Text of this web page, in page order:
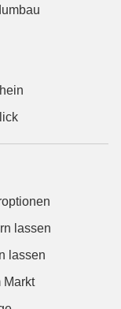
lassen
lassen
Markt